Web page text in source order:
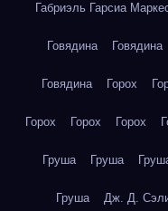
Габриэль Гарсиа
Говядина Говядина
Говядина Горох
Горох Горох Горох
Груша Груша
Груша Дж. Д.